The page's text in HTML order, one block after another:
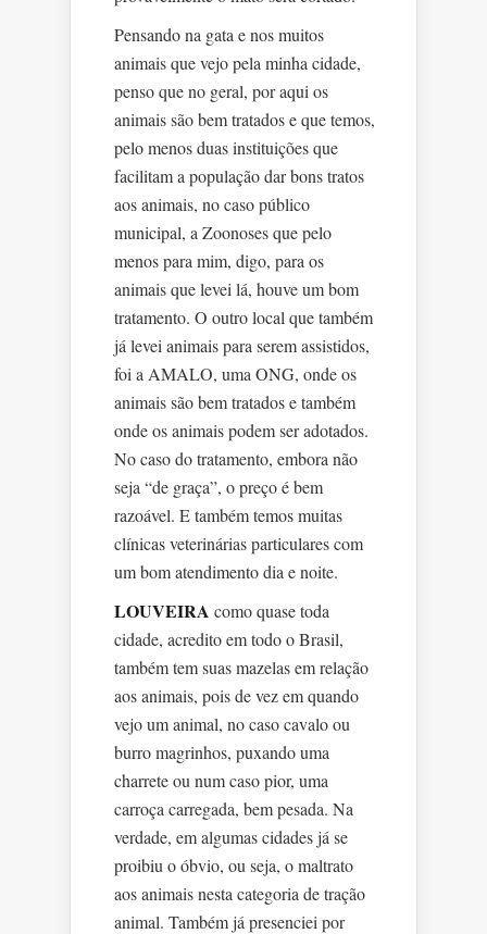
Pensando na gata e nos muitos
animais que vejo pela minha cidade,
penso que no geral, por aqui os
animais são bem tratados e que temos,
pelo menos duas instituições que
facilitam a população dar bons tratos
aos animais, no caso público
municipal, a Zoonoses que pelo
menos para mim, digo, para os
animais que levei lá, houve um bom
tratamento. O outro local que também
já levei animais para serem assistidos,
foi a AMALO, uma ONG, onde os
animais são bem tratados e também
onde os animais podem ser adotados.
No caso do tratamento, embora não
seja “de graça”, o preço é bem
razoável. E também temos muitas
clínicas veterinárias particulares com
um bom atendimento dia e noite.
LOUVEIRA como quase toda
cidade, acredito em todo o Brasil,
também tem suas mazelas em relação
aos animais, pois de vez em quando
vejo um animal, no caso cavalo ou
burro magrinhos, puxando uma
charrete ou num caso pior, uma
carroça carregada, bem pesada. Na
verdade, em algumas cidades já se
proibiu o óbvio, ou seja, o maltrato
aos animais nesta categoria de tração
animal. Também já presenciei por